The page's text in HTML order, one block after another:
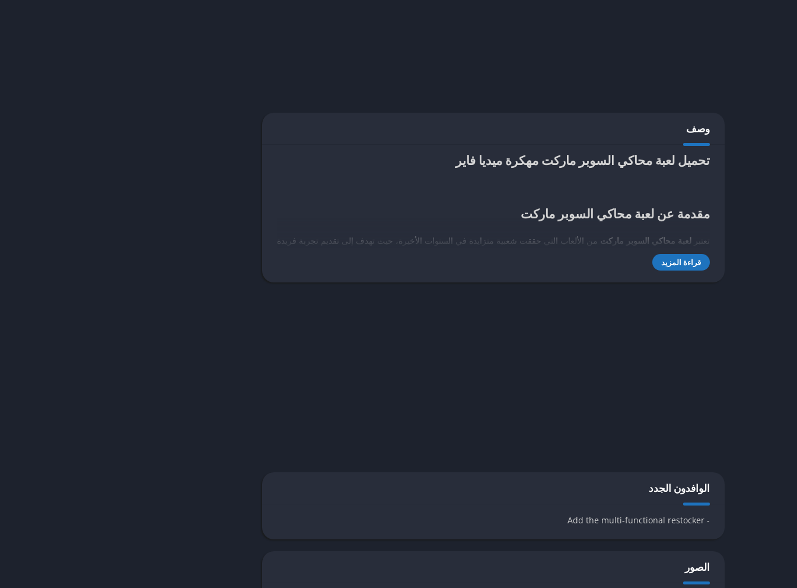
وصف
تحميل لعبة محاكي السوبر ماركت مهكرة ميديا فاير
مقدمة عن لعبة محاكي السوبر ماركت
تعتبر لعبة محاكي السوبر ماركت من الألعاب التي حققت شعبية متزايدة في السنوات الأخيرة، حيث تهدف إلى تقديم تجربة فريدة
تحاكي واقع التسوق وإدارة المتاجر. تقدم هذه اللعبة طريقة مبتكرة للاعبين لاستكشاف عالم التجارة والبيع، مما يجعلها جذابة
لفئات واسعة من الجمهور. تعمل لعبة محاكي السوبر ماركت على تعليم اللاعبين كيفية إدارة ميزانياتهم، فضلاً عن تطوير مهاراتهم
في اتخاذ القرارات التجارية الذكية.
للمستهلكين. بعد تحديد الموقع، يمكن للاعبين البدء في تصميم المتجر وتخصيصه ليتناسب مع احتياجات السوق.
جذب الزبائن وزيادة المبيعات. بالإضافة إلى ذلك، يحتاج اللاعبون إلى إدارة المخزون بكفاءة، حيث يتعين عليهم مراقبة الطلبات
كلما تقدم اللاعب في اللعبة، يمكنه توسيع متاجرهم وإدخال منتجات جديدة تشدّ انتباه المستهلكين، مما يعزز الأرباح. تتيح بعض
قراءة المزيد
الوافدون الجدد
- Add the multi-functional restocker
الصور